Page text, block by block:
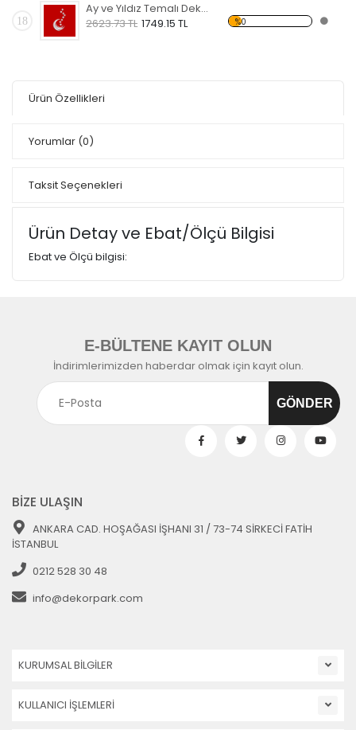
18
Ay ve Yıldız Temalı Dekoratif Kırılmaz Ayna
2623.73 TL 1749.15 TL %0
Ürün Özellikleri
Yorumlar (0)
Taksit Seçenekleri
Ürün Detay ve Ebat/Ölçü Bilgisi
Ebat ve Ölçü bilgisi:
E-BÜLTENE KAYIT OLUN
İndirimlerimizden haberdar olmak için kayıt olun.
BİZE ULAŞIN
ANKARA CAD. HOŞAĞASI İŞHANI 31 / 73-74 SİRKECİ FATİH
İSTANBUL
0212 528 30 48
info@dekorpark.com
KURUMSAL BİLGİLER
KULLANICI İŞLEMLERİ